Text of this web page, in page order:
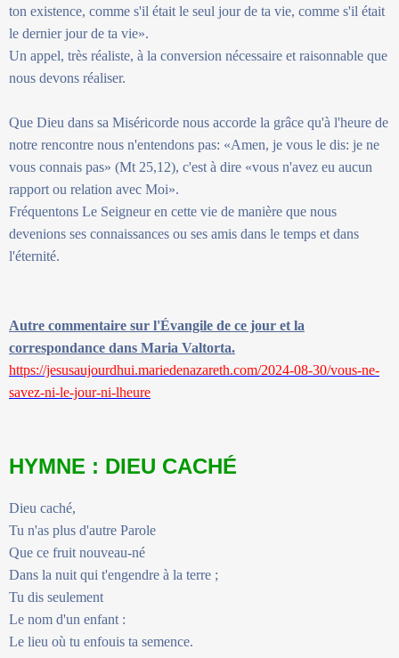
ton existence, comme s'il était le seul jour de ta vie, comme s'il était
le dernier jour de ta vie».
Un appel, très réaliste, à la conversion nécessaire et raisonnable que
nous devons réaliser.
Que Dieu dans sa Miséricorde nous accorde la grâce qu'à l'heure de
notre rencontre nous n'entendons pas: «Amen, je vous le dis: je ne
vous connais pas» (Mt 25,12), c'est à dire «vous n'avez eu aucun
rapport ou relation avec Moi».
Fréquentons Le Seigneur en cette vie de manière que nous
devenions ses connaissances ou ses amis dans le temps et dans
l'éternité.
Autre commentaire sur l'Évangile de ce jour et la
correspondance dans Maria Valtorta.
https://jesusaujourdhui.mariedenazareth.com/2024-08-30/vous-ne-
savez-ni-le-jour-ni-lheure
HYMNE : DIEU CACHÉ
Dieu caché,
Tu n'as plus d'autre Parole
Que ce fruit nouveau-né
Dans la nuit qui t'engendre à la terre ;
Tu dis seulement
Le nom d'un enfant :
Le lieu où tu enfouis ta semence.